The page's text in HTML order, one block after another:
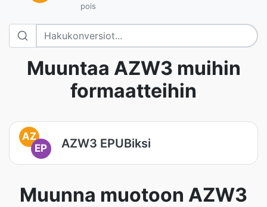
pois
Muuntaa AZW3 muihin
formaatteihin
AZ
EP
AZW3 EPUBiksi
Muunna muotoon AZW3